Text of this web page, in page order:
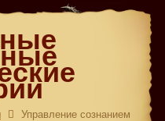
Управление сознанием